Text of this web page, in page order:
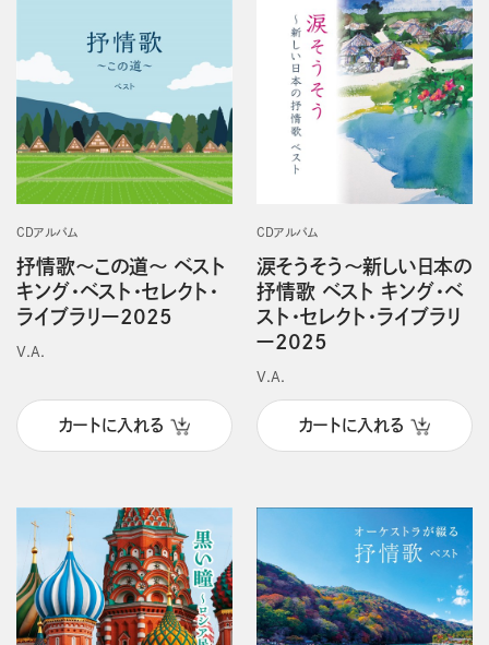
CDアルバム
抒情歌～この道～ ベスト
キング・ベスト・セレクト・
ライブラリー2025
V.A.
カートに入れる
CDアルバム
涙そうそう～新しい日本の
抒情歌 ベスト キング・ベ
スト・セレクト・ライブラリ
ー2025
V.A.
カートに入れる